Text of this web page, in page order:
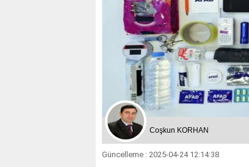
Coşkun KORHAN
Güncelleme : 2025-04-24 12:14:38